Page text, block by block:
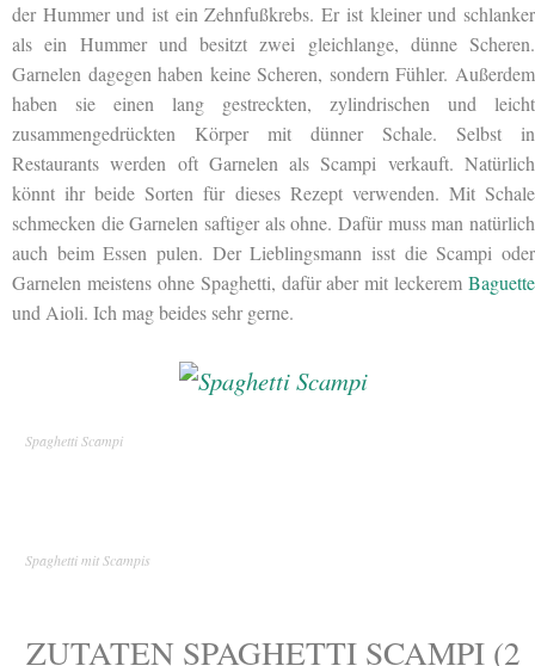
der Hummer und ist ein Zehnfußkrebs. Er ist kleiner und schlanker
als ein Hummer und besitzt zwei gleichlange, dünne Scheren.
Garnelen dagegen haben keine Scheren, sondern Fühler. Außerdem
haben sie einen lang gestreckten, zylindrischen und leicht
zusammengedrückten Körper mit dünner Schale. Selbst in
Restaurants werden oft Garnelen als Scampi verkauft. Natürlich
könnt ihr beide Sorten für dieses Rezept verwenden. Mit Schale
schmecken die Garnelen saftiger als ohne. Dafür muss man natürlich
auch beim Essen pulen. Der Lieblingsmann isst die Scampi oder
Garnelen meistens ohne Spaghetti, dafür aber mit leckerem Baguette
und Aioli. Ich mag beides sehr gerne.
Spaghetti Scampi
Spaghetti mit Scampis
ZUTATEN SPAGHETTI SCAMPI (2